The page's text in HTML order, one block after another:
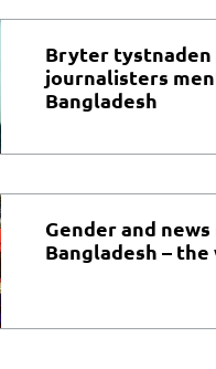
Bryter tystnaden
journalisters
Bangladesh
Gender and
Bangladesh –